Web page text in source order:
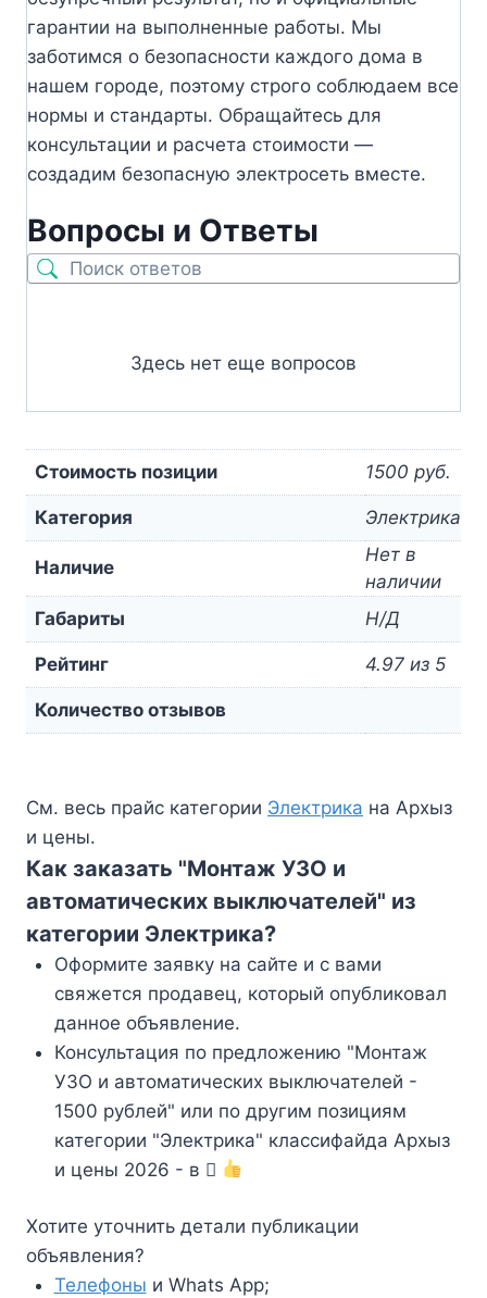
гарантии на выполненные работы. Мы
заботимся о безопасности каждого дома в
нашем городе, поэтому строго соблюдаем все
нормы и стандарты. Обращайтесь для
консультации и расчета стоимости —
создадим безопасную электросеть вместе.
Вопросы и Ответы
Здесь нет еще вопросов
Стоимость позиции 1500 руб.
Категория Электрика
Наличие
Нет в
наличии
Габариты
Н/Д
Рейтинг 4.97 из 5
Количество отзывов
См. весь прайс категории Электрика на Архыз
и цены.
Как заказать "Монтаж УЗО и
автоматических выключателей" из
категории Электрика?
Оформите заявку на сайте и с вами
свяжется продавец, который опубликовал
данное объявление.
Консультация по предложению "Монтаж
УЗО и автоматических выключателей -
1500 рублей" или по другим позициям
категории "Электрика" классифайда Архыз
и цены 2026 - в
Хотите уточнить детали публикации
объявления?
Телефоны и Whats App;